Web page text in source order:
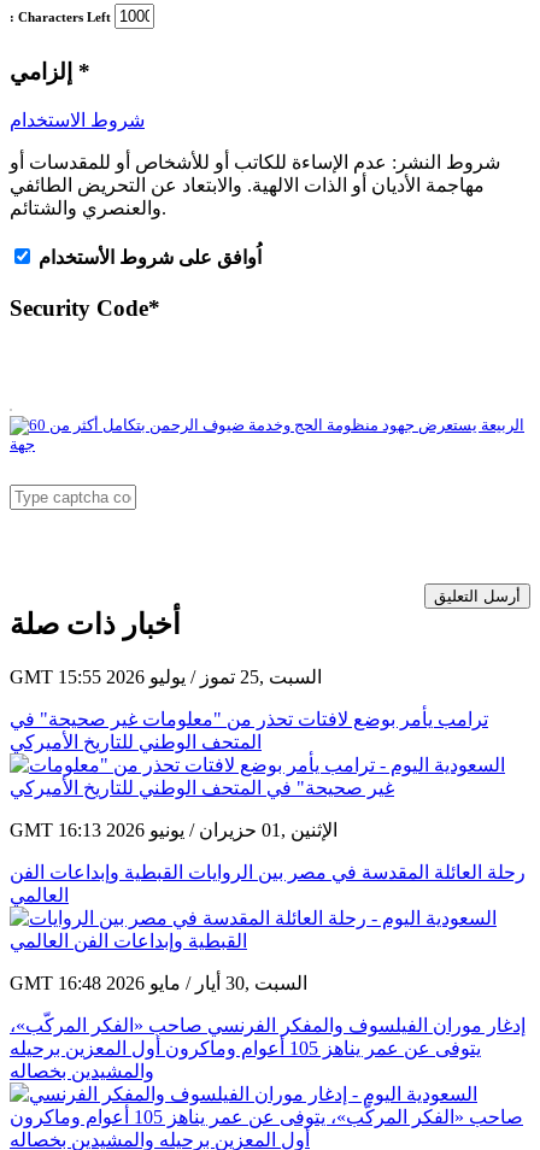
: Characters Left
*
شروط الاستخدام
شروط النشر: عدم الإساءة للكاتب أو للأشخاص أو للمقدسات أو
مهاجمة الأديان أو الذات الالهية. والابتعاد عن التحريض الطائفي
والعنصري والشتائم.
اُوافق على شروط الأستخدام
Security Code*
أرسل التعليق
أخبار ذات صلة
GMT 15:55 2026 السبت ,25 تموز / يوليو
ترامب يأمر بوضع لافتات تحذر من "معلومات غير صحيحة" في
المتحف الوطني للتاريخ الأميركي
GMT 16:13 2026 الإثنين ,01 حزيران / يونيو
رحلة العائلة المقدسة في مصر بين الروايات القبطية وإبداعات الفن
العالمي
GMT 16:48 2026 السبت ,30 أيار / مايو
إدغار موران الفيلسوف والمفكر الفرنسي صاحب «الفكر المركّب»،
يتوفى عن عمر يناهز 105 أعوام وماكرون أول المعزين برحيله
والمشيدين بخصاله